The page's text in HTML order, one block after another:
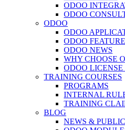
ODOO
ODOO
ODOO
ODOO
ODOO
ODOO NEWS
WHY CHOOSE
ODOO LICENSE
TRAINING COURSES
PROGRAMS
INTERNAL
TRAINING
BLOG
NEWS &